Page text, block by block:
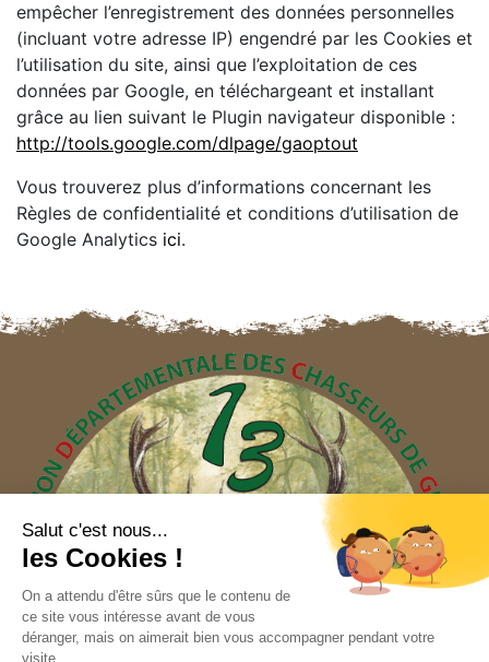
empêcher l’enregistrement des données personnelles
(incluant votre adresse IP) engendré par les Cookies et
l’utilisation du site, ainsi que l’exploitation de ces
données par Google, en téléchargeant et installant
grâce au lien suivant le Plugin navigateur disponible :
http://tools.google.com/dlpage/gaoptout
Vous trouverez plus d’informations concernant les
Règles de confidentialité et conditions d’utilisation de
Google Analytics ici.